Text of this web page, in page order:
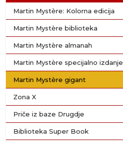
Martin Mystère: Kolorna edicija
Martin Mystère biblioteka
Martin Mystère almanah
Martin Mystère specijalno izdanje
Martin Mystère gigant
Zona X
Priče iz baze Drugdje
Biblioteka Super Book